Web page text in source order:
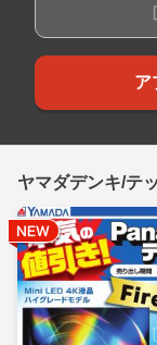
ア
ヤマダデンキ/テ